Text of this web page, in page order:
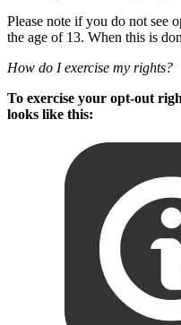
Please note if you do not see
the age of 13. When this is
How do I exercise my rights?
To exercise your opt-out
looks like this: